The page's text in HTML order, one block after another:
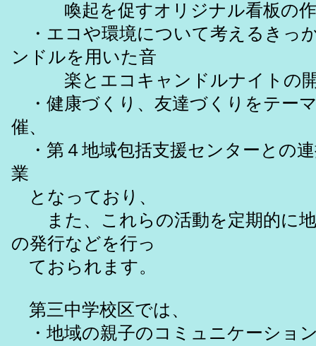
喚起を促すオリジナル看板の作
・エコや環境について考えるきっ
ンドルを用いた音
楽とエコキャンドルナイトの
・健康づくり、友達づくりをテー
催、
・第４地域包括支援センターとの
業
となっており、
また、これらの活動を定期的に地
の発行などを行っ
ておられます。
第三中学校区では、
・地域の親子のコミュニケーショ